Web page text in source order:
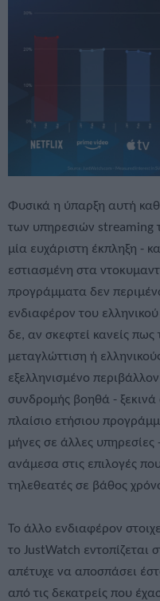
Φυσικά η ύπαρξη αυτή
των υπηρεσιών streaming
μία ευχάριστη έκπληξη -
εστιασμένη στα
προγράμματα δεν
ενδιαφέρον του
δε, αν σκεφτεί κανείς
μεταγλώττιση ή
εξελληνισμένο
συνδρομής βοηθά -
πλαίσιο ετήσιου
μήνες σε άλλες υπηρεσίες
ανάμεσα στις επιλογές
τηλεθεατές σε βάθος
Το άλλο ενδιαφέρον
το JustWatch εντοπίζεται
απέτυχε να αποσπάσει
από τις δεκατρείς που